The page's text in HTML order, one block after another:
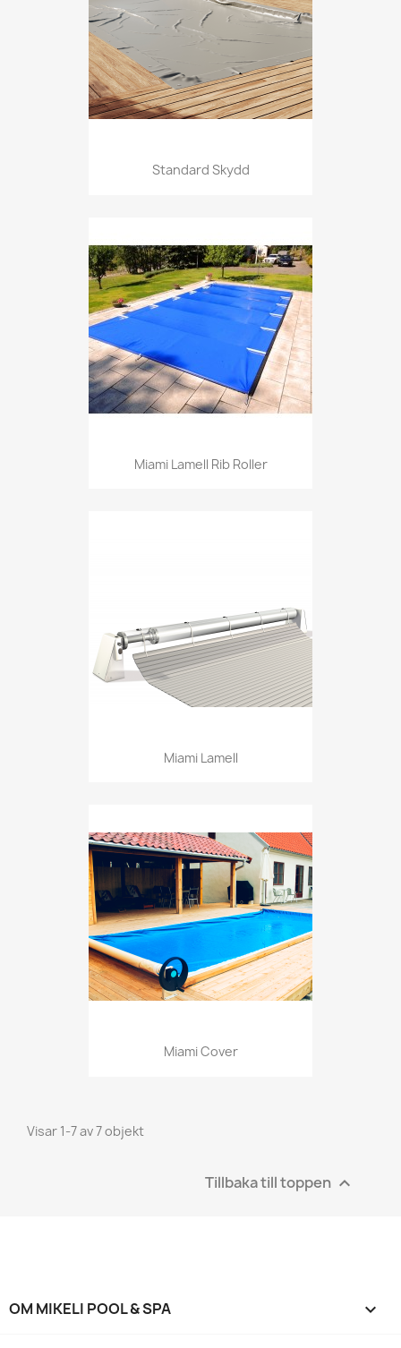
Standard Skydd
Miami Lamell Rib Roller
Miami Lamell
Miami Cover
Visar 1-7 av 7 objekt
Tillbaka till toppen 
OM MIKELI POOL & SPA 